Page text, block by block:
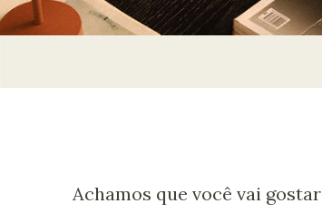
Achamos que você vai gostar